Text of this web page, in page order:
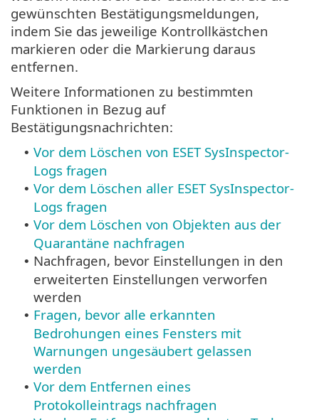
gewünschten Bestätigungsmeldungen,
indem Sie das jeweilige Kontrollkästchen
markieren oder die Markierung daraus
entfernen.
Weitere Informationen zu bestimmten
Funktionen in Bezug auf
Bestätigungsnachrichten:
• Vor dem Löschen von ESET SysInspector-
Logs fragen
• Vor dem Löschen aller ESET SysInspector-
Logs fragen
• Vor dem Löschen von Objekten aus der
Quarantäne nachfragen
• Nachfragen, bevor Einstellungen in den
erweiterten Einstellungen verworfen
werden
• Fragen, bevor alle erkannten
Bedrohungen eines Fensters mit
Warnungen ungesäubert gelassen
werden
• Vor dem Entfernen eines
Protokolleintrags nachfragen